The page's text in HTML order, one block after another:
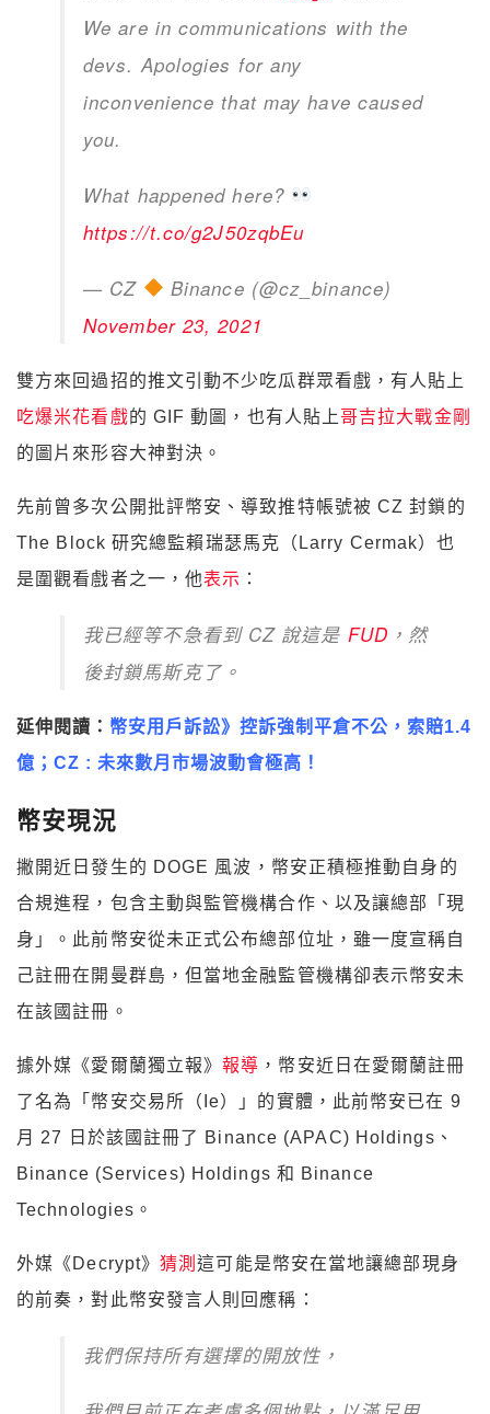
We are in communications with the
devs. Apologies for any
inconvenience that may have caused
you.
What happened here?
https://t.co/g2J50zqbEu
— CZ
Binance (@cz_binance)
November 23, 2021
雙方來回過招的推文引動不少吃瓜群眾看戲，有人貼上
吃爆米花看戲的 GIF 動圖，也有人貼上哥吉拉大戰金剛
的圖片來形容大神對決。
先前曾多次公開批評幣安、導致推特帳號被 CZ 封鎖的
The Block 研究總監賴瑞瑟馬克（Larry Cermak）也
是圍觀看戲者之一，他表示 ：
我已經等不急看到 CZ 說這是 FUD ，然
後封鎖馬斯克了。
延伸閱讀： 幣安用戶訴訟》控訴強制平倉不公，索賠1.4
億；CZ : 未來數月市場波動會極高！
幣安現況
撇開近日發生的 DOGE 風波，幣安正積極推動自身的
合規進程，包含主動與監管機構合作、以及讓總部「現
身」。此前幣安從未正式公布總部位址，雖一度宣稱自
己註冊在開曼群島，但當地金融監管機構卻表示幣安未
在該國註冊。
據外媒《愛爾蘭獨立報》報導 ，幣安近日在愛爾蘭註冊
了名為「幣安交易所（Ie）」的實體，此前幣安已在 9
月 27 日於該國註冊了 Binance (APAC) Holdings、
Binance (Services) Holdings 和 Binance
Technologies。
外媒《Decrypt》猜測這可能是幣安在當地讓總部現身
的前奏，對此幣安發言人則回應稱：
我們保持所有選擇的開放性，